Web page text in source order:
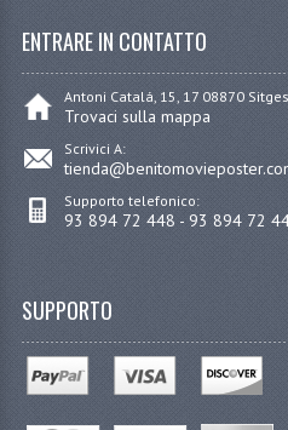
ENTRARE IN CONTATTO
Antoni Catalá, 15, 17 08870
Trovaci sulla mappa
Scrivici A:
Supporto telefonico:
93 894 72 448 - 93 894 72
SUPPORTO